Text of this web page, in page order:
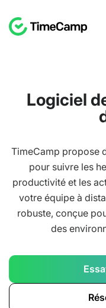
Logiciel
TimeCamp propose
pour suivre les
productivité et les
votre équipe à
robuste, conçue
des